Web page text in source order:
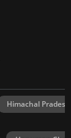
Himachal